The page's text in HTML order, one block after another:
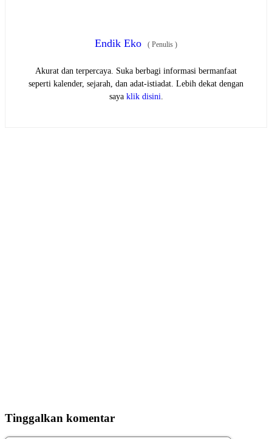
Endik Eko ( Penulis )
Akurat dan terpercaya. Suka berbagi informasi bermanfaat
seperti kalender, sejarah, dan adat-istiadat. Lebih dekat dengan
saya klik disini
Tinggalkan komentar